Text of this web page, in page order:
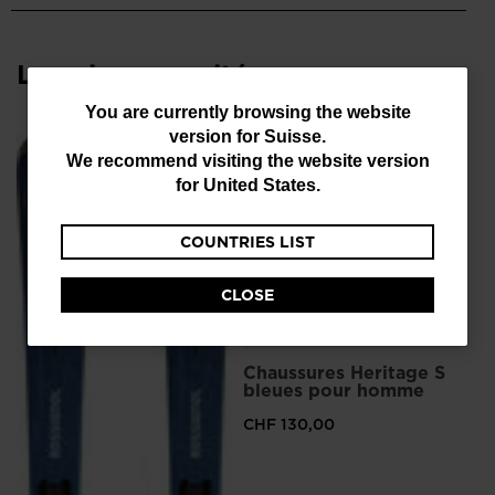
You
are
website
version
for
visiting
You are currently browsing the website
version for Suisse.
We recommend visiting the website version
for United States.
COUNTRIES LIST
CLOSE
Les plus consultés
Chaussures Heritage S
bleues pour homme
CHF 130,00